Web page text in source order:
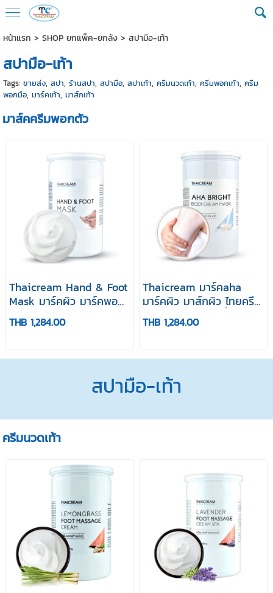
หน้าแรก > SHOP ยกแพ็ค-ยกลัง> สปามือ-เท้า
สปามือ-เท้า
Tags: ขายส่ง, สปา, ร้านสปา, สปามือ, สปาเท้า, ครีมนวดเท้า, ครีมพอกเท้า, ครีม
พอกมือ, มาร์คเท้า, มาส์กเท้า
มาส์คครีมพอกตัว
Thaicream Hand & Foot
Mask มาร์คผิว มาร์คพอก
ผิว มาร์คเท้า
THB 1,284.00
Thaicream มาร์คaha
มาร์คผิว มาส์กผิว ไทยครีม
เอเอชเอ ไบรท์ บอดี้ มาส์ค
ครีม Aha Bright Body
ครีมสีขาว
THB 1,284.00
สปามือ-เท้า
ครีมนวดเท้า